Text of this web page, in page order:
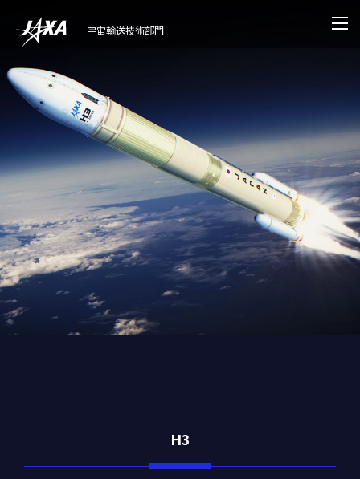
宇宙輸送技術部門
H3